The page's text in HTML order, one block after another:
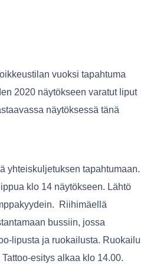
vuoksi tapahtuma
2020 näytökseen varatut liput
näytöksessä tänä
yhteiskuljetuksen tapahtumaan.
klo 14 näytökseen. Lähtö
Riihimäellä
bussiin, jossa
lipusta ja ruokailusta. Ruokailu
esitys alkaa klo 14.00.